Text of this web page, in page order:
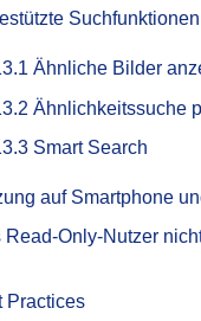
Suchfunktionen
Ähnliche Bilder
Ähnlichkeitssuche
Smart Search
auf Smartphone
Read-Only-Nutzer
Practices